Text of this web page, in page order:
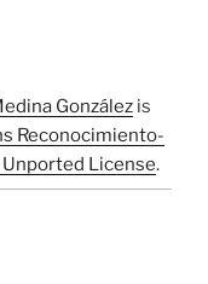
González is
Reconocimiento-
License.